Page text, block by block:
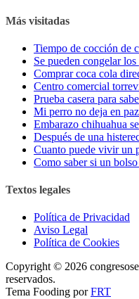
Más visitadas
Tiempo de cocción de
Se pueden congelar
Comprar coca cola
Centro comercial
Prueba casera para
Mi perro no deja en
Embarazo chihuahua
Después de una
Cuanto puede vivir un
Como saber si un
Textos legales
Política de Privacidad
Aviso Legal
Política de Cookies
Copyright © 2026
reservados.
Tema Fooding porFRT